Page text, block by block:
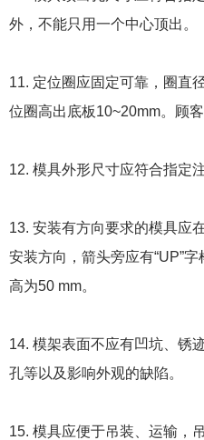
外，不能只用一个中心顶出。
11. 定位圈应固定可靠，圈直
位圈高出底板10~20mm。顾
12. 模具外形尺寸应符合指定
13. 安装有方向要求的模具应
安装方向，箭头旁应有“UP”
高为50 mm。
14. 模架表面不应有凹坑、锈
孔等以及影响外观的缺陷。
15. 模具应便于吊装、运输，